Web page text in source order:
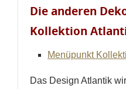
Die anderen
Kollektion
Menüpunkt
Das Design Atlantik